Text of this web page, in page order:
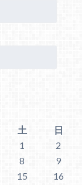
土
日
1
2
8
9
15
16